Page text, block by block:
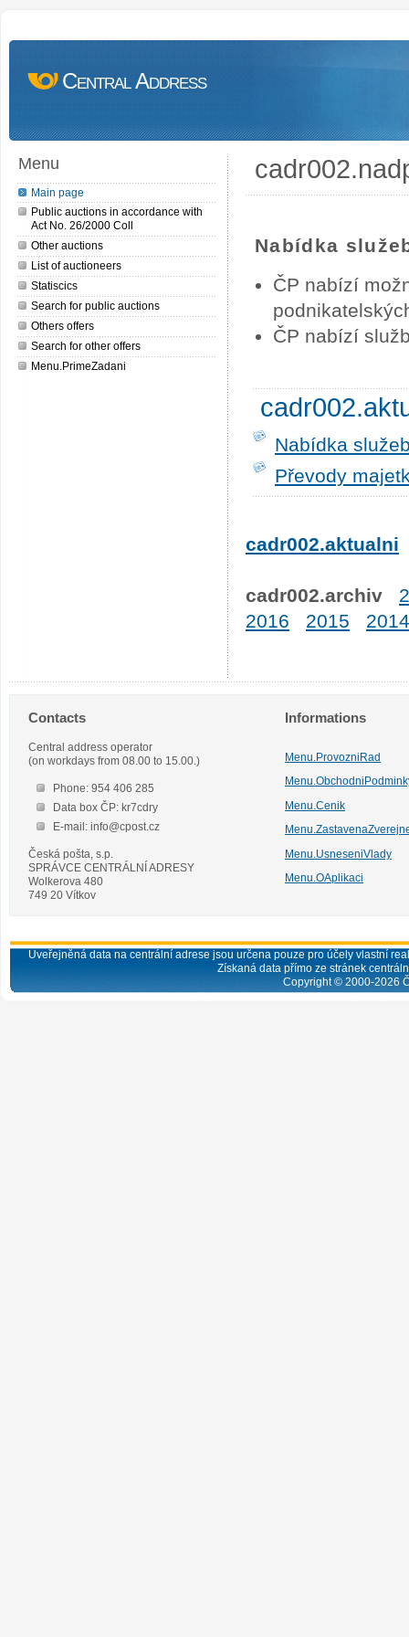
Central Address
Menu
Main page
Public auctions in accordance with
Act No. 26/2000 Coll
Other auctions
List of auctioneers
Statiscics
Search for public auctions
Others offers
Search for other offers
Menu.PrimeZadani
Nabídka
ČP nabízí
ČP nabízí
Nabídka
Převody
cadr002.aktualni
cadr002.archiv
2016
2015 2014
Contacts
Central address operator
(on workdays from 08.00 to 15.00.)
Phone: 954 406 285
Data box ČP: kr7cdry
E-mail: info@cpost.cz
Česká pošta, s.p.
SPRÁVCE CENTRÁLNÍ ADRESY
Wolkerova 480
749 20 Vítkov
Informations
Menu.ProvozniRad
Menu.Cenik
Menu.UsneseniVlady
Menu.OAplikaci
Uveřejněná data na centrální adrese jsou určena pouze pro účely vlastní
Získaná data přímo ze stránek
Copyright © 2000-2026